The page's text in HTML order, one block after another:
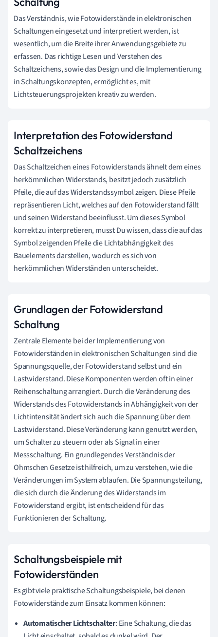
Das Verständnis, wie Fotowiderstände in elektronischen
Schaltungen eingesetzt und interpretiert werden, ist
wesentlich, um die Breite ihrer Anwendungsgebiete zu
erfassen. Das richtige Lesen und Verstehen des
Schaltzeichens, sowie das Design und die Implementierung
in Schaltungskonzepten, ermöglicht es, mit
Lichtsteuerungsprojekten kreativ zu werden.
Interpretation des Fotowiderstand
Schaltzeichens
Das Schaltzeichen eines Fotowiderstands ähnelt dem eines
herkömmlichen Widerstands, besitzt jedoch zusätzlich
Pfeile, die auf das Widerstandssymbol zeigen. Diese Pfeile
repräsentieren Licht, welches auf den Fotowiderstand fällt
und seinen Widerstand beeinflusst. Um dieses Symbol
korrekt zu interpretieren, musst Du wissen, dass die auf das
Symbol zeigenden Pfeile die Lichtabhängigkeit des
Bauelements darstellen, wodurch es sich von
herkömmlichen Widerständen unterscheidet.
Grundlagen der Fotowiderstand
Schaltung
Zentrale Elemente bei der Implementierung von
Fotowiderständen in elektronischen Schaltungen sind die
Spannungsquelle, der Fotowiderstand selbst und ein
Lastwiderstand. Diese Komponenten werden oft in einer
Reihenschaltung arrangiert. Durch die Veränderung des
Widerstands des Fotowiderstands in Abhängigkeit von der
Lichtintensität ändert sich auch die Spannung über dem
Lastwiderstand. Diese Veränderung kann genutzt werden,
um Schalter zu steuern oder als Signal in einer
Messschaltung. Ein grundlegendes Verständnis der
Ohmschen Gesetze ist hilfreich, um zu verstehen, wie die
Veränderungen im System ablaufen. Die Spannungsteilung,
die sich durch die Änderung des Widerstands im
Fotowiderstand ergibt, ist entscheidend für das
Funktionieren der Schaltung.
Schaltungsbeispiele mit
Fotowiderständen
Es gibt viele praktische Schaltungsbeispiele, bei denen
Fotowiderstände zum Einsatz kommen können:
Automatischer Lichtschalter: Eine Schaltung, die das